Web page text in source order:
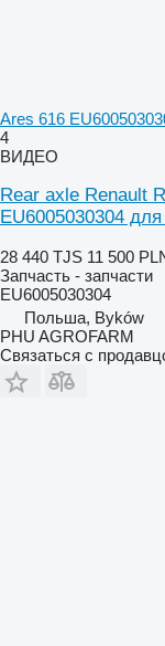
Ares 616
4
ВИДЕО
Rear axle Renault
EU6005030304
28 440 TJS 11 500
Запчасть - запчасти
EU6005030304
Польша, Byków
PHU AGROFARM
Связаться с